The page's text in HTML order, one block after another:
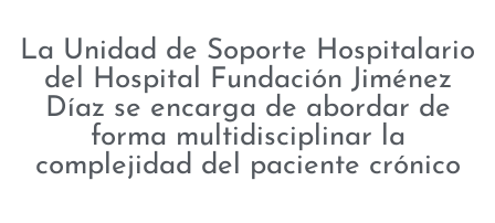
La Unidad de Soporte Hospitalario
del Hospital Fundación Jiménez
Díaz se encarga de abordar de
forma multidisciplinar la
complejidad del paciente crónico